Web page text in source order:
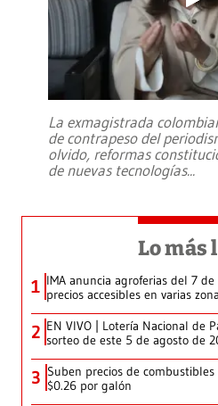
La exmagistrada
de contrapeso del
olvido, reformas
de nuevas tecnologías...
Lo más
1 IMA anuncia agroferias del 7
precios accesibles en varias
2 EN VIVO | Lotería Nacional de
sorteo de este 5 de agosto de
3 Suben precios de
$0.26 por galón